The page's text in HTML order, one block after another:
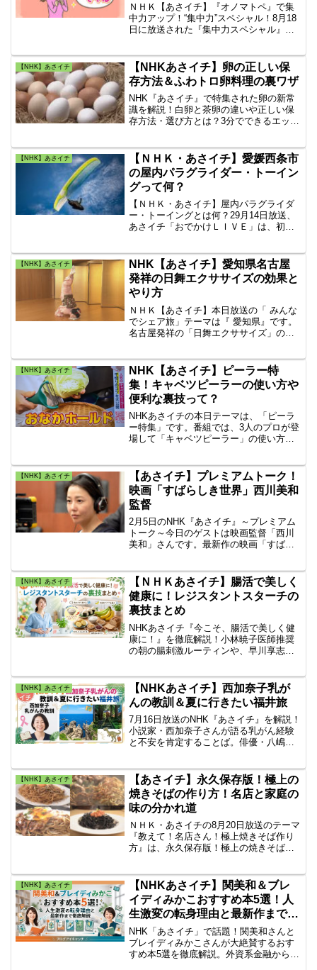
ＮＨＫ【あさイチ】『オノマトペ』で集
中力アップ！“集中力”スペシャル！8月18
日に放送された『集中力スペシャル』で
自分でさらに『オノマトペ』を調べたの
でご紹介していきます。
【NHK】あさイチ
【NHKあさイチ】卵の正しい保
存方法＆ふわトロ卵料理の裏ワザ
NHK『あさイチ』で特集された卵の新常
識を解説！白卵と茶卵の違いや正しい保
存方法・選び方とは？3分でできるエッグ
上げるプロの簡単裏ワザまで徹底網羅。
【NHK】あさイチ
【ＮＨＫ・あさイチ】愛媛西条市
の屋内パラグライダー・トーイン
グって何？
【ＮＨＫ・あさイチ】屋内パラグライダ
ー・トーイングとは何？29月14日放送、
あさイチ「おでかけＬＩＶＥ」は、初挑
ングとは、バイクを改造して紐を巻い
た。屋内でパラグライダーを引っ張って
宙に浮かす新しいスポーツです。
【NHK】あさイチ
NHK【あさイチ】愛知県名古屋
発祥の日舞エクササイズの効果と
やり方
ＮＨＫ【あさイチ】本日放送の「 みんな
でシェア旅」テーマは『 愛知県』です。
名古屋発祥の「日舞エクササイズ」の効
な舞踊である「日本舞踊（日舞）」の動
きを取り入れたエクササイズです。
【NHK】あさイチ
NHK【あさイチ】ピーラー特
集！キャベツピーラーの使い方や
便利な裏技って？
NHKあさイチの本日テーマは、「ピーラ
ー特集」です。番組では、3人のプロが登
場して「キャベツピーラー」の使い方や
名ランチさんの3人が徹底解説。おすすめ
人気ピーラーも紹介！
【NHK】あさイチ
【あさイチ】プレミアムトーク！
映画「すばらしき世界」西川美和
監督
2月5日のNHK『あさイチ』～プレミアム
トーク～今日のゲストは映画監督「西川
美和」さんです。最新作の映画「すばら
に、脚本作りに３年をかけた映画です。
【NHK】あさイチ
【ＮＨＫあさイチ】腸活で美しく
健康に！レジスタントスターチの
裏技まとめ
NHKあさイチ『今こそ、腸活で美しく健
康に！』を徹底解説！小林暁子医師推奨
の朝の腸刺激ルーティンや、早川享志教
データなど、正しいやり方をどこよりも
詳しく網羅。
【NHK】あさイチ
【NHKあさイチ】西加奈子乳が
んの教訓＆夏に行きたい福井旅
7月16日放送のNHK『あさイチ』を解説！
小説家・西加奈子さんが語る乳がん経験
と不安を肯定することば。俳優・八嶋智
や絶品ギョーザレシピまで見どころを総
まとめ！
【NHK】あさイチ
【あさイチ】永久保存版！極上の
焼きそばの作り方！名店と家庭の
味の分かれ道
ＮＨＫ・あさイチの8月20日放送のテーマ
『教えて！名店さん！極上焼きそば作り
方』は、永久保存版！極上の焼きそばの
勝負する名店さんや、「めんの焼き方」
にこだわった名店さんも紹介。
【NHK】あさイチ
【NHKあさイチ】関美和＆ブレ
イディみかこおすすめ本5選！人
生激変の転身理由と最新作まで徹
底解説
NHK「あさイチ」で話題！関美和さんと
ブレイディみかこさんが大絶賛するおす
すめ本5選を徹底解説。外資系金融から43